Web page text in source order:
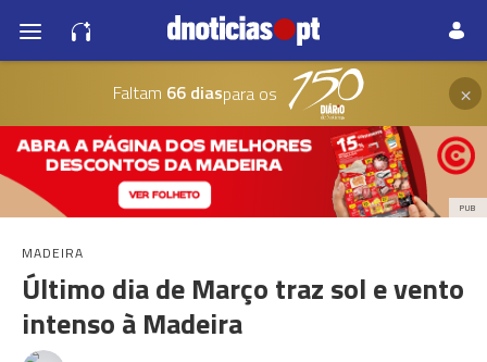
Faltam 66 diaspara os ×
PUB
MADEIRA
Último dia de Março traz sol e vento
intenso à Madeira